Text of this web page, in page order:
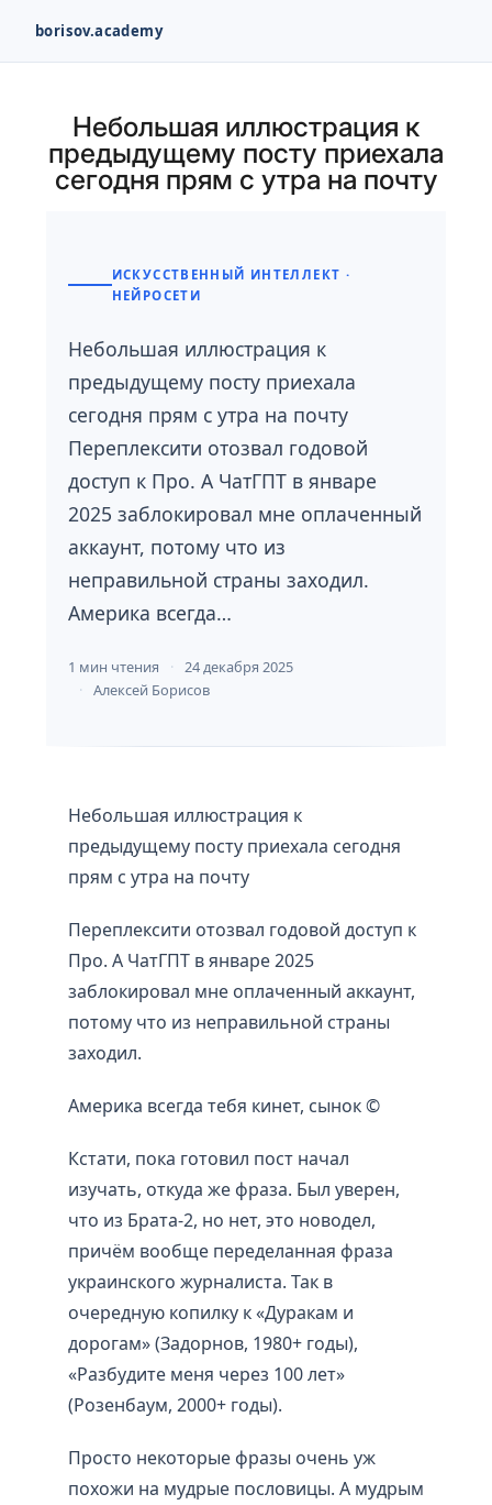
borisov.academy
содержимомуНебольшая иллюстрация к
предыдущему посту приехала
сегодня прям с утра на почту
ИСКУССТВЕННЫЙ ИНТЕЛЛЕКТ ·
НЕЙРОСЕТИ
Небольшая иллюстрация к
предыдущему посту приехала
сегодня прям с утра на почту
Переплексити отозвал годовой
доступ к Про. А ЧатГПТ в январе
2025 заблокировал мне оплаченный
аккаунт, потому что из
неправильной страны заходил.
Америка всегда…
1 мин чтения
24 декабря 2025
Алексей Борисов
Небольшая иллюстрация к
предыдущему посту приехала сегодня
прям с утра на почту
Переплексити отозвал годовой доступ к
Про. А ЧатГПТ в январе 2025
заблокировал мне оплаченный аккаунт,
потому что из неправильной страны
заходил.
Америка всегда тебя кинет, сынок ©
Кстати, пока готовил пост начал
изучать, откуда же фраза. Был уверен,
что из Брата-2, но нет, это новодел,
причём вообще переделанная фраза
украинского журналиста. Так в
очередную копилку к «Дуракам и
дорогам» (Задорнов, 1980+ годы),
«Разбудите меня через 100 лет»
(Розенбаум, 2000+ годы).
Просто некоторые фразы очень уж
похожи на мудрые пословицы. А мудрым